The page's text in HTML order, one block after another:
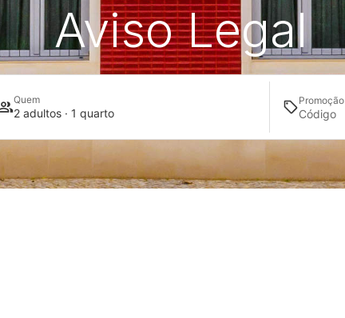
Aviso Legal
Quem
2 adultos · 1 quarto
Promoção